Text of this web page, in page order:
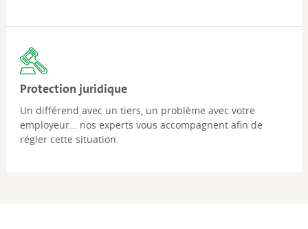
Protection juridique
Un différend avec un tiers, un problème avec votre
employeur… nos experts vous accompagnent afin de
régler cette situation.